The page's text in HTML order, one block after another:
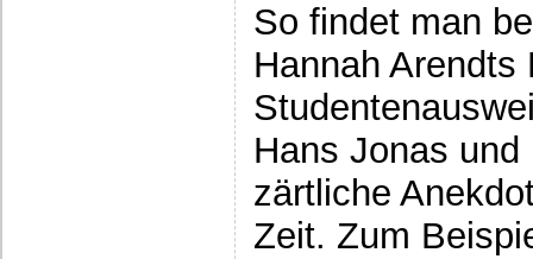
So findet man
Hannah Arendts
Hans Jonas
zärtliche
Zeit. Zum